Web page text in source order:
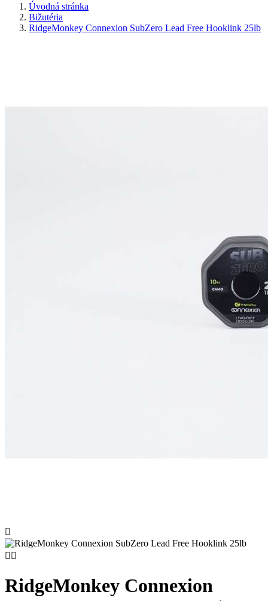
Úvodná stránka
Bižutéria
RidgeMonkey Connexion SubZero Lead Free Hooklink 25lb

 
RidgeMonkey Connexion